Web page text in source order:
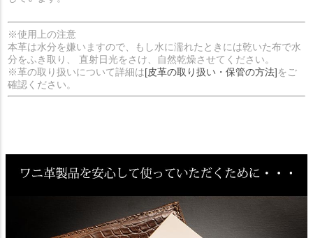
※使用上の注意
本革は水分を嫌いますので、もし水に濡れたときには乾いた布で水
分をふき取り、 直射日光をさけ、自然乾燥させてください。
※革の取り扱いについて詳細は[皮革の取り扱い・保管の方法]をご
確認ください。